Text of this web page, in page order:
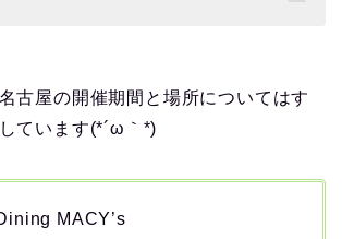
古屋の開催期間と場所についてはす
ています(*´ω｀*)
MACY’s